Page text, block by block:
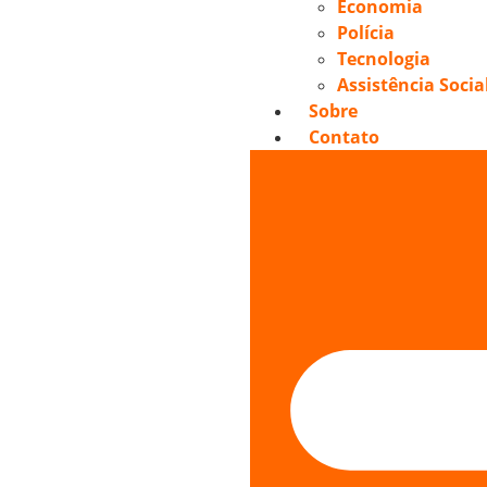
Economia
Polícia
Tecnologia
Assistência
Sobre
Contato